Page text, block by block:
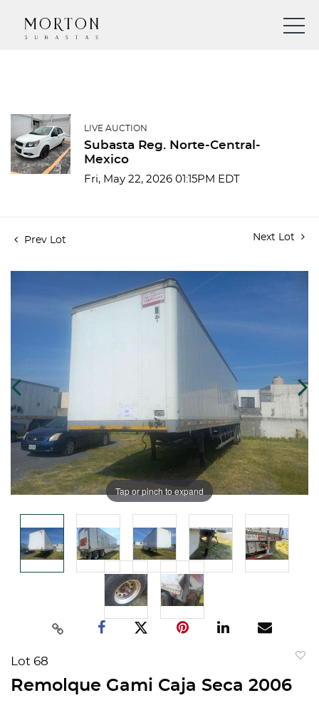
LIVE AUCTION
Subasta Reg. Norte-Central-
Mexico
Fri, May 22, 2026 01:15PM EDT
Prev Lot Next Lot
Tap or pinch to expand
Lot 68
Remolque Gami Caja Seca 2006